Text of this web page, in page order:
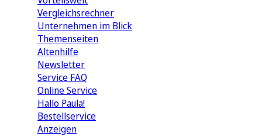
Vergleichsrechner
Unternehmen im Blick
Themenseiten
Altenhilfe
Newsletter
Service FAQ
Online Service
Hallo Paula!
Bestellservice
Anzeigen